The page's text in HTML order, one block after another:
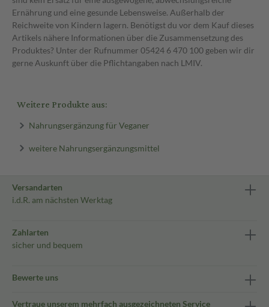
Ernährung und eine gesunde Lebensweise. Außerhalb der
Reichweite von Kindern lagern. Benötigst du vor dem Kauf dieses
Artikels nähere Informationen über die Zusammensetzung des
Produktes? Unter der Rufnummer 05424 6 470 100 geben wir dir
gerne Auskunft über die Pflichtangaben nach LMIV.
Weitere Produkte aus:
Nahrungsergänzung für Veganer
weitere Nahrungsergänzungsmittel
Versandarten
i.d.R. am nächsten Werktag
Zahlarten
sicher und bequem
Bewerte uns
Vertraue unserem mehrfach ausgezeichneten Service